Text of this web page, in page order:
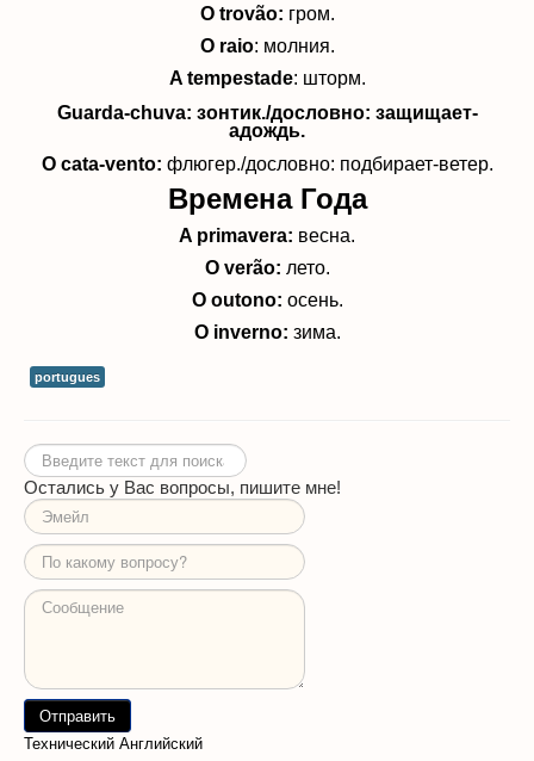
O trovão: гром.
O raio: молния.
A tempestade: шторм.
Guarda-chuva: зонтик./дословно: защищает-
aдождь.
O cata-vento: флюгер./дословно: подбирает-ветер.
Времена Года
A primavera: весна.
O verão: лето.
O outono: осень.
O inverno: зима.
portugues
Искать...
Остались у Вас вопросы, пишите мне!
Технический Английский